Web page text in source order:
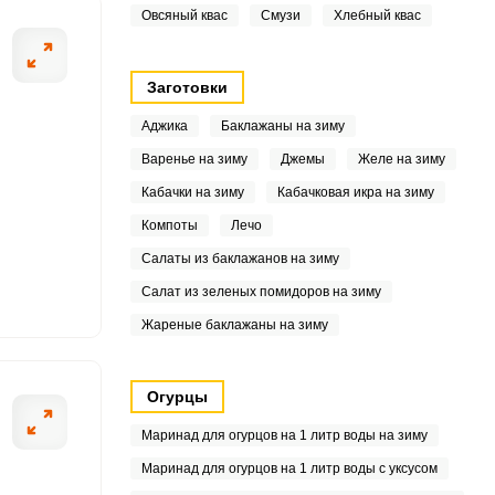
Овсяный квас Смузи Хлебный квас
Заготовки
Аджика Баклажаны на зиму
Варенье на зиму Джемы Желе на зиму
Кабачки на зиму Кабачковая икра на зиму
Компоты Лечо
Салаты из баклажанов на зиму
Салат из зеленых помидоров на зиму
Жареные баклажаны на зиму
Огурцы
Маринад для огурцов на 1 литр воды на зиму
Маринад для огурцов на 1 литр воды с уксусом